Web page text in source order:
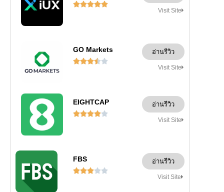

Visit Site
GO Markets

อ่านรีวิว
Visit Site
EIGHTCAP

อ่านรีวิว
Visit Site
FBS

อ่านรีวิว
Visit Site